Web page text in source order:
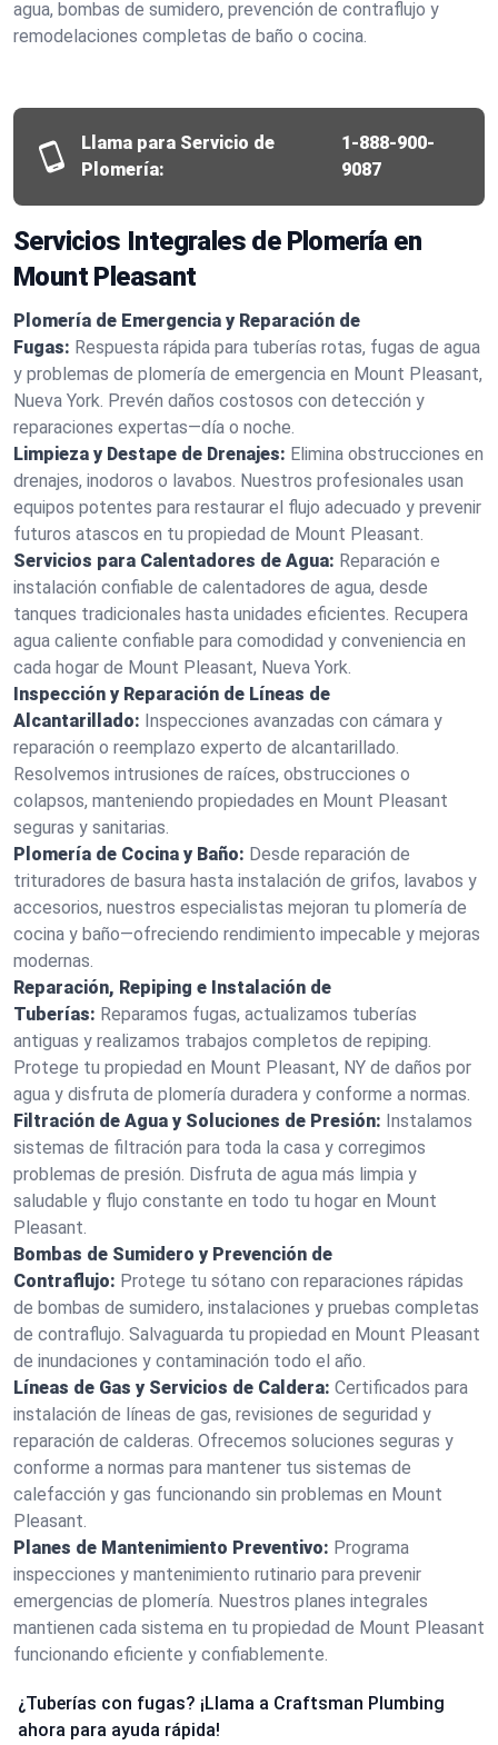
agua, bombas de sumidero, prevención de contraflujo y
remodelaciones completas de baño o cocina.
Llama para Servicio de
Plomería:
1-888-900-
9087
Servicios Integrales de Plomería en
Mount Pleasant
Plomería de Emergencia y Reparación de
Fugas: Respuesta rápida para tuberías rotas, fugas de agua
y problemas de plomería de emergencia en Mount Pleasant,
Nueva York. Prevén daños costosos con detección y
reparaciones expertas—día o noche.
Limpieza y Destape de Drenajes: Elimina obstrucciones en
drenajes, inodoros o lavabos. Nuestros profesionales usan
equipos potentes para restaurar el flujo adecuado y prevenir
futuros atascos en tu propiedad de Mount Pleasant.
Servicios para Calentadores de Agua: Reparación e
instalación confiable de calentadores de agua, desde
tanques tradicionales hasta unidades eficientes. Recupera
agua caliente confiable para comodidad y conveniencia en
cada hogar de Mount Pleasant, Nueva York.
Inspección y Reparación de Líneas de
Alcantarillado: Inspecciones avanzadas con cámara y
reparación o reemplazo experto de alcantarillado.
Resolvemos intrusiones de raíces, obstrucciones o
colapsos, manteniendo propiedades en Mount Pleasant
seguras y sanitarias.
Plomería de Cocina y Baño: Desde reparación de
trituradores de basura hasta instalación de grifos, lavabos y
accesorios, nuestros especialistas mejoran tu plomería de
cocina y baño—ofreciendo rendimiento impecable y mejoras
modernas.
Reparación, Repiping e Instalación de
Tuberías: Reparamos fugas, actualizamos tuberías
antiguas y realizamos trabajos completos de repiping.
Protege tu propiedad en Mount Pleasant, NY de daños por
agua y disfruta de plomería duradera y conforme a normas.
Filtración de Agua y Soluciones de Presión: Instalamos
sistemas de filtración para toda la casa y corregimos
problemas de presión. Disfruta de agua más limpia y
saludable y flujo constante en todo tu hogar en Mount
Pleasant.
Bombas de Sumidero y Prevención de
Contraflujo: Protege tu sótano con reparaciones rápidas
de bombas de sumidero, instalaciones y pruebas completas
de contraflujo. Salvaguarda tu propiedad en Mount Pleasant
de inundaciones y contaminación todo el año.
Líneas de Gas y Servicios de Caldera: Certificados para
instalación de líneas de gas, revisiones de seguridad y
reparación de calderas. Ofrecemos soluciones seguras y
conforme a normas para mantener tus sistemas de
calefacción y gas funcionando sin problemas en Mount
Pleasant.
Planes de Mantenimiento Preventivo: Programa
inspecciones y mantenimiento rutinario para prevenir
emergencias de plomería. Nuestros planes integrales
mantienen cada sistema en tu propiedad de Mount Pleasant
funcionando eficiente y confiablemente.
¿Tuberías con fugas? ¡Llama a Craftsman Plumbing
ahora para ayuda rápida!